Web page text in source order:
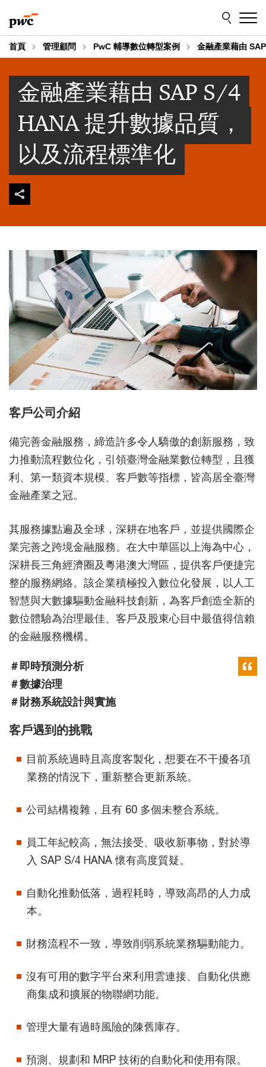
to
content
to
footer
首頁 管理顧問 PwC 輔導數位轉型案例 金融產業藉由
金融產業藉由 SAP S/4
HANA 提升數據品質，
以及流程標準化
客戶公司介紹
備完善金融服務，締造許多令人驕傲的創新服務，致
力推動流程數位化，引領臺灣金融業數位轉型，且獲
利、第一類資本規模、客戶數等指標，皆高居全臺灣
金融產業之冠。
其服務據點遍及全球，深耕在地客戶，並提供國際企
業完善之跨境金融服務。在大中華區以上海為中心，
深耕長三角經濟圈及粵港澳大灣區，提供客戶便捷完
整的服務網絡。該企業積極投入數位化發展，以人工
智慧與大數據驅動金融科技創新，為客戶創造全新的
數位體驗為治理最佳、客戶及股東心目中最值得信賴
的金融服務機構。
＃即時預測分析
＃數據治理
＃財務系統設計與實施
客戶遇到的挑戰
目前系統過時且高度客製化，想要在不干擾各項
業務的情況下，重新整合更新系統。
公司結構複雜，且有 60 多個未整合系統。
員工年紀較高，無法接受、吸收新事物，對於導
入 SAP S/4 HANA 懷有高度質疑。
自動化推動低落，過程耗時，導致高昂的人力成
本。
財務流程不一致，導致削弱系統業務驅動能力。
沒有可用的數字平台來利用雲連接、自動化供應
商集成和擴展的物聯網功能。
管理大量有過時風險的陳舊庫存。
預測、規劃和 MRP 技術的自動化和使用有限。